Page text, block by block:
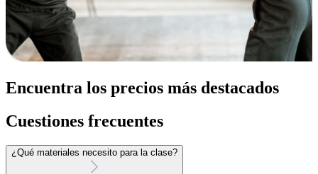
Encuentra los precios más destacados
Cuestiones frecuentes
¿Qué materiales necesito para la clase?